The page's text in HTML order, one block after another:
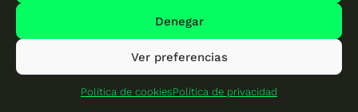
Denegar
Ver preferencias
Política de cookiesPolítica de privacidad
Protección de datos
Política de cookies
Mapa del sitio